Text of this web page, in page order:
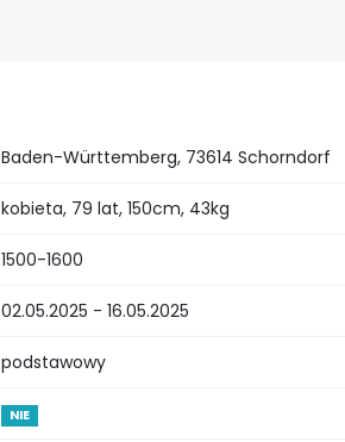
Baden-Württemberg, 73614 Schorndorf
kobieta, 79 lat, 150cm, 43kg
1500-1600
02.05.2025 - 16.05.2025
podstawowy
NIE